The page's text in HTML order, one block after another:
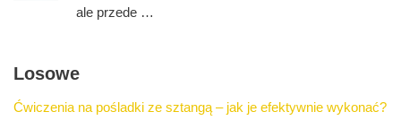
ale przede …
Losowe
Ćwiczenia na pośladki ze sztangą – jak je efektywnie wykonać?